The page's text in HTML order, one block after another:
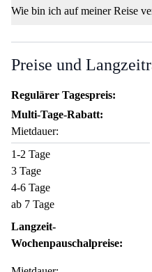
Wie bin ich auf meiner Reise
Preise und
Regulärer Tagespreis:
Multi-Tage-Rabatt:
Mietdauer:
1-2 Tage
3 Tage
4-6 Tage
ab 7 Tage
Langzeit-
Wochenpauschalpreise: